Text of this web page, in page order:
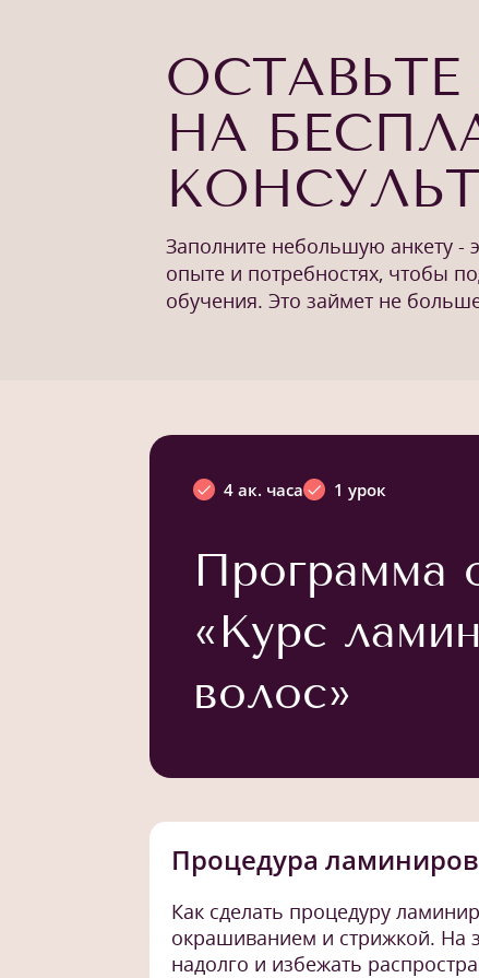
ОСТАВЬТЕ
НА
Заполните небольшую анкету
опыте и потребностях, чтобы
обучения. Это займет не
4 ак. часа 1 урок
Программа
«Курс
волос»
Процедура
Как сделать процедуру
окрашиванием и стрижкой. На
надолго и избежать